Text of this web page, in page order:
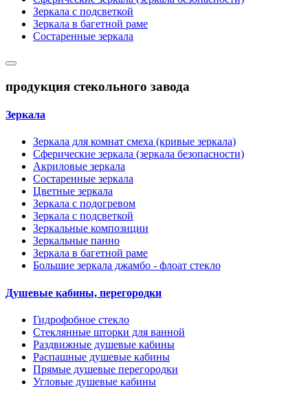
Зеркала с подсветкой
Зеркала в багетной раме
Состаренные зеркала
продукция стекольного завода
Зеркала
Зеркала для комнат смеха (кривые зеркала)
Сферические зеркала (зеркала безопасности)
Акриловые зеркала
Состаренные зеркала
Цветные зеркала
Зеркала с подогревом
Зеркала с подсветкой
Зеркальные композиции
Зеркальные панно
Зеркала в багетной раме
Большие зеркала джамбо - флоат стекло
Душевые кабины, перегородки
Гидрофобное стекло
Стеклянные шторки для ванной
Раздвижные душевые кабины
Распашные душевые кабины
Прямые душевые перегородки
Угловые душевые кабины